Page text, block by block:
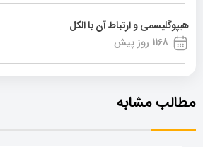
هیپوگلیسمی و ارتباط آن با الکل
1168 روز پیش
مطالب مشابه